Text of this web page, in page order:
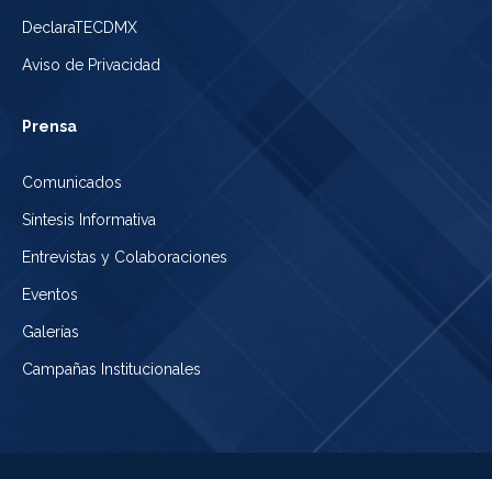
DeclaraTECDMX
Aviso de Privacidad
Prensa
Comunicados
Síntesis Informativa
Entrevistas y Colaboraciones
Eventos
Galerías
Campañas Institucionales